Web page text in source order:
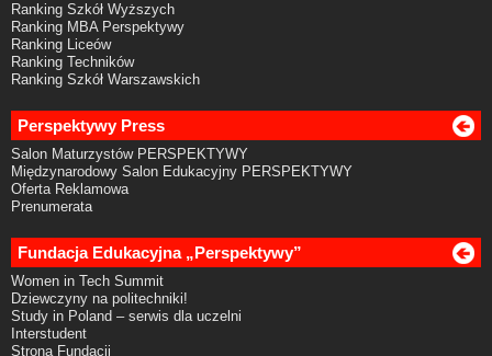
Ranking Szkół Wyższych
Ranking MBA Perspektywy
Ranking Liceów
Ranking Techników
Ranking Szkół Warszawskich
Perspektywy Press
Salon Maturzystów PERSPEKTYWY
Międzynarodowy Salon Edukacyjny PERSPEKTYWY
Oferta Reklamowa
Prenumerata
Fundacja Edukacyjna „Perspektywy”
Women in Tech Summit
Dziewczyny na politechniki!
Study in Poland – serwis dla uczelni
Interstudent
Strona Fundacji